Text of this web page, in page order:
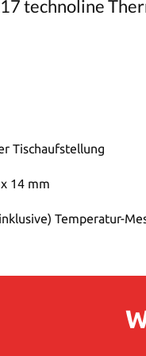
technoline
Tischaufstellung
14 mm
Temperatur-